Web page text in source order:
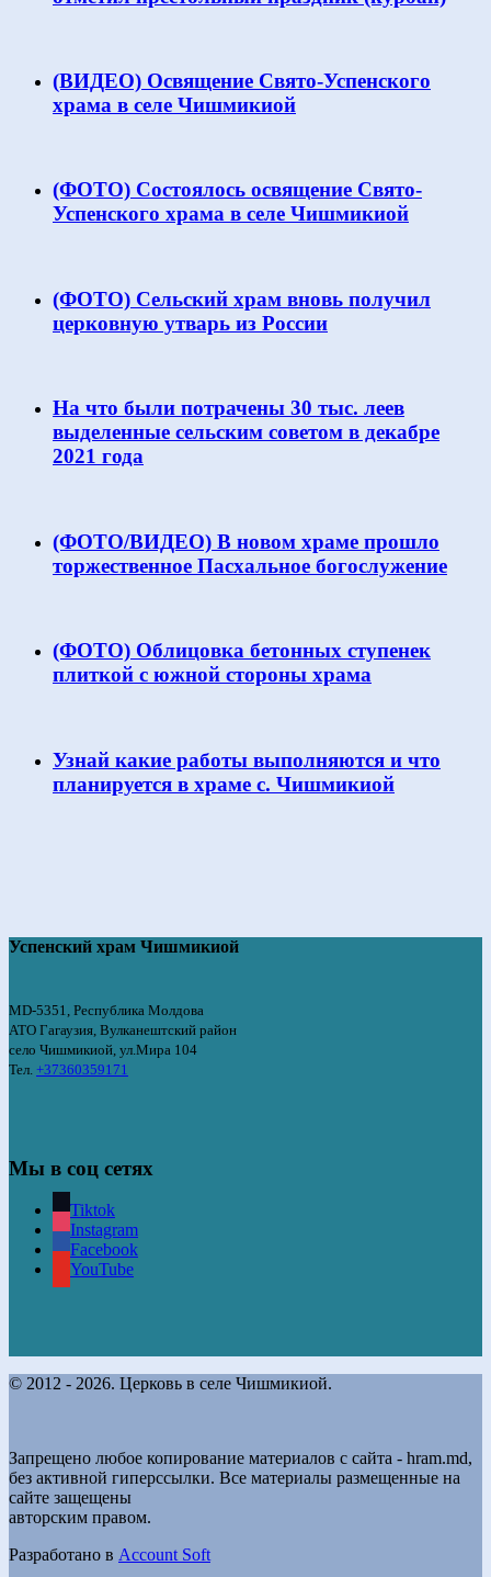
(ВИДЕО) Освящение Свято-Успенского
храма в селе Чишмикиой
(ФОТО) Состоялось освящение Свято-
Успенского храма в селе Чишмикиой
(ФОТО) Сельский храм вновь получил
церковную утварь из России
На что были потрачены 30 тыс. леев
выделенные сельским советом в декабре
2021 года
(ФОТО/ВИДЕО) В новом храме прошло
торжественное Пасхальное богослужение
(ФОТО) Облицовка бетонных ступенек
плиткой с южной стороны храма
Узнай какие работы выполняются и что
планируется в храме с. Чишмикиой
Успенский храм Чишмикиой
MD-5351, Республика Молдова
АТО Гагаузия, Вулканештский район
село Чишмикиой, ул.Мира 104
Тел. +37360359171
Мы в соц сетях
Tiktok
Instagram
Facebook
YouTube
© 2012 - 2026. Церковь в селе Чишмикиой.
Запрещено любое копирование материалов с сайта - hram.md,
без активной гиперссылки. Все материалы размещенные на
сайте защещены
авторским правом.
Разработано в Account Soft